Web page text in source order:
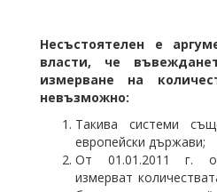
Несъстоятелен е
власти, че
измерване на
невъзможно:
Такива системи
европейски държави;
От 01.01.2011 г.
измерват